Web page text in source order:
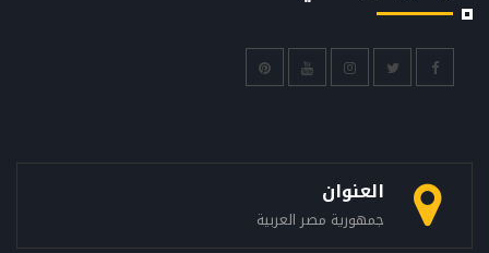
العنوان
جمهورية مصر العربية